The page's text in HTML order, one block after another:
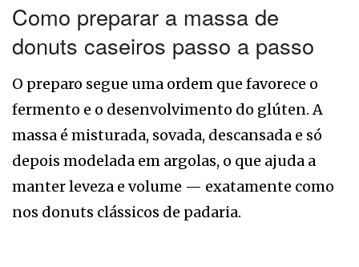
Como preparar a massa de
donuts caseiros passo a passo
O preparo segue uma ordem que favorece o
fermento e o desenvolvimento do glúten. A
massa é misturada, sovada, descansada e só
depois modelada em argolas, o que ajuda a
manter leveza e volume — exatamente como
nos donuts clássicos de padaria.